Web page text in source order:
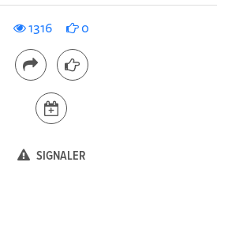
1316 0
SIGNALER